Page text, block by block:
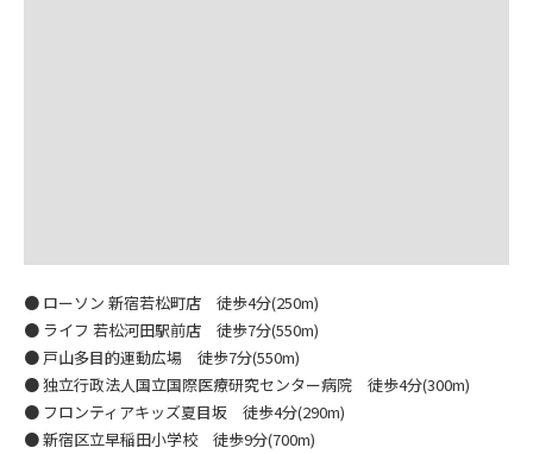
● ローソン 新宿若松町店 徒歩4分(250m)
● ライフ 若松河田駅前店 徒歩7分(550m)
● 戸山多目的運動広場 徒歩7分(550m)
● 独立行政法人国立国際医療研究センター病院 徒歩4分(300m)
● フロンティアキッズ夏目坂 徒歩4分(290m)
● 新宿区立早稲田小学校 徒歩9分(700m)